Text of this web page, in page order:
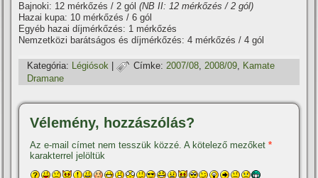
Bajnoki: 12 mérkőzés / 2 gól(NB II: 12 mérkőzés / 2 gól)
Hazai kupa: 10 mérkőzés / 6 gól
Egyéb hazai dí­jmérkőzés: 1 mérkőzés
Nemzetközi barátságos és dí­jmérkőzés: 4 mérkőzés / 4 gól
Kategória: Légiósok | Címke: 2007/08,2008/09, Kamate
Dramane
Vélemény, hozzászólás?
Az e-mail címet nem tesszük közzé. A kötelező mezőket*
karakterrel jelöltük